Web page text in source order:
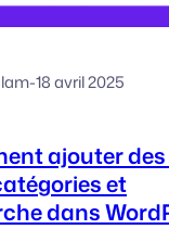
-18 avril 2025
ajouter des
et
dans